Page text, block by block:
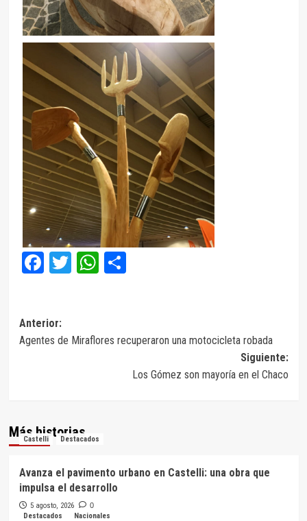
Facebook
Twitter
WhatsApp
Compartir
Navegación
de
Anterior:
Agentes de Miraflores recuperaron una motocicleta robada
Siguiente:
Los Gómez son mayoría en el Chaco
Más historias
Castelli Destacados
Avanza el pavimento urbano en Castelli: una obra que
impulsa el desarrollo
5 agosto, 2026 0
Destacados Nacionales